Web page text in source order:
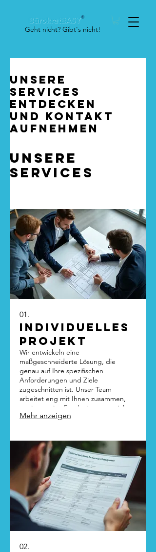
Geht nicht? Gibt's nicht!
Unsere
Services
entdecken
und Kontakt
aufnehmen
Unsere
Services
01.
Individuelles
Projekt
Wir entwickeln eine
maßgeschneiderte Lösung, die
genau auf Ihre spezifischen
Anforderungen und Ziele
zugeschnitten ist. Unser Team
arbeitet eng mit Ihnen zusammen,
um innovative Ergebnisse zu erzielen.
Dieses Angebot ist ideal für
Mehr anzeigen
02.